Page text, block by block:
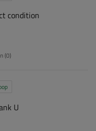
condition
0
U